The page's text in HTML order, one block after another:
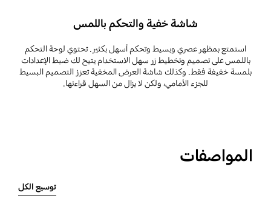
شاشة خفية والتحكم باللمس
استمتع بمظهر عصري وبسيط وتحكم أسهل بكثير. تحتوي لوحة التحكم
باللمس على تصميم وتخطيط زر سهل الاستخدام يتيح لك ضبط الإعدادات
بلمسة خفيفة فقط. وكذلك شاشة العرض المخفية تعزز التصميم البسيط
للجزء الأمامي، ولكن لا يزال من السهل قراءتها.
المواصفات
توسيع الكل